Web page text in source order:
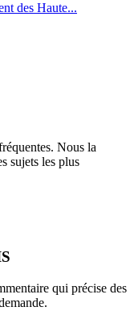
des Haute...
Nous la
sujets les plus
qui précise des